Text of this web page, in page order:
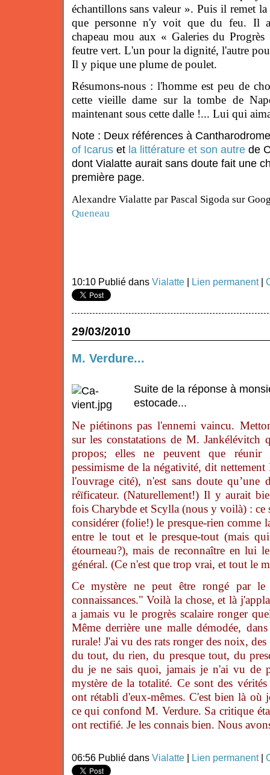
échantillons sans valeur ». Puis il remet
que personne n'y voit que du feu. Il
chapeau mou aux « Galeries du
feutre vert. L'un pour la dignité, l'autre
Il y pique une plume de poulet.
Résumons-nous : l'homme est peu de
cette vieille dame sur la tombe de
maintenant sous cette dalle !... Lui qui
Note : Deux références à
of Icaruset la littérature et son autrede
dont Vialatte aurait sans doute fait une
première page.
Alexandre Vialatte par Pascal Sigoda sur
Queneau
10:10 Publié dans Vialatte| Lien permanent|
29/03/2010
M. Verdure...
Suite de la réponse à
estocade...
Ne piétinons pas l'ennemi vaincu.
sur les constatations de M. Jankélévitch
propos; elles ne peuvent que réunir
pessimisme de la négativité, dit
l'ouvrage cité), n'est sans doute qu’une
réïficateur. (Naturellement!) Il y aurait
fois Charybde et Scylla (nous y voilà) : ce
considérer (folie!) le presque-rien comme
entre le tout et le presque-tout (mais
étourneau?), mais de reconnaître en lui
général. (Ce n'est que trop vrai, et tout le
Ce mystère ne peut être rongé par le
connaissances." Voilà la chose, et là
a jamais vu le progrès scalaire ronger
Même derrière une malle démodée,
rurale! J'ai vu des rats ronger des noix,
du tout, du rien, du presque tout, du
du je ne sais quoi, jamais je n'ai vu de
mystère de la totalité. Ce sont des
ont rétabli d'eux-mêmes. C'est bien là où
ce qui confond M. Verdure. Sa critique
ont rectifié. Je les connais bien. Nous
06:56 Publié dans Vialatte| Lien permanent|